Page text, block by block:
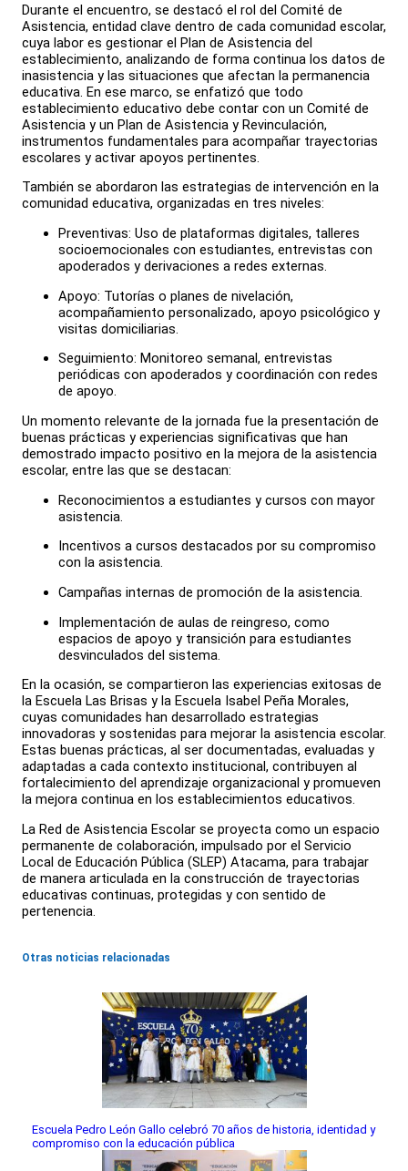
Durante el encuentro, se destacó el rol del Comité de
Asistencia, entidad clave dentro de cada comunidad escolar,
cuya labor es gestionar el Plan de Asistencia del
establecimiento, analizando de forma continua los datos de
inasistencia y las situaciones que afectan la permanencia
educativa. En ese marco, se enfatizó que todo
establecimiento educativo debe contar con un Comité de
Asistencia y un Plan de Asistencia y Revinculación,
instrumentos fundamentales para acompañar trayectorias
escolares y activar apoyos pertinentes.
También se abordaron las estrategias de intervención en la
comunidad educativa, organizadas en tres niveles:
Preventivas: Uso de plataformas digitales, talleres
socioemocionales con estudiantes, entrevistas con
apoderados y derivaciones a redes externas.
Apoyo: Tutorías o planes de nivelación,
acompañamiento personalizado, apoyo psicológico y
visitas domiciliarias.
Seguimiento: Monitoreo semanal, entrevistas
periódicas con apoderados y coordinación con redes
de apoyo.
Un momento relevante de la jornada fue la presentación de
buenas prácticas y experiencias significativas que han
demostrado impacto positivo en la mejora de la asistencia
escolar, entre las que se destacan:
Reconocimientos a estudiantes y cursos con mayor
asistencia.
Incentivos a cursos destacados por su compromiso
con la asistencia.
Campañas internas de promoción de la asistencia.
Implementación de aulas de reingreso, como
espacios de apoyo y transición para estudiantes
desvinculados del sistema.
En la ocasión, se compartieron las experiencias exitosas de
la Escuela Las Brisas y la Escuela Isabel Peña Morales,
cuyas comunidades han desarrollado estrategias
innovadoras y sostenidas para mejorar la asistencia escolar.
Estas buenas prácticas, al ser documentadas, evaluadas y
adaptadas a cada contexto institucional, contribuyen al
fortalecimiento del aprendizaje organizacional y promueven
la mejora continua en los establecimientos educativos.
La Red de Asistencia Escolar se proyecta como un espacio
permanente de colaboración, impulsado por el Servicio
Local de Educación Pública (SLEP) Atacama, para trabajar
de manera articulada en la construcción de trayectorias
educativas continuas, protegidas y con sentido de
pertenencia.
Otras noticias relacionadas
Escuela Pedro León Gallo celebró 70 años de historia, identidad y
compromiso con la educación pública